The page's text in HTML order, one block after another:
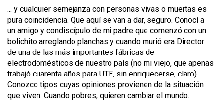
... y cualquier semejanza con personas vivas o muertas es
pura coincidencia. Que aquí se van a dar, seguro. Conocí a
un amigo y condiscípulo de mi padre que comenzó con un
bolichito arreglando planchas y cuando murió era Director
de una de las más importantes fábricas de
electrodomésticos de nuestro país (no mi viejo, que apenas
trabajó cuarenta años para UTE, sin enriquecerse, claro).
Conozco tipos cuyas opiniones provienen de la situación
que viven. Cuando pobres, quieren cambiar el mundo.